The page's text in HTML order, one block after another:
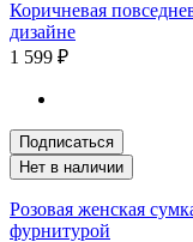
Коричневая
дизайне
1 599 ₽
Подписаться
Нет в наличии
Розовая женская
фурнитурой